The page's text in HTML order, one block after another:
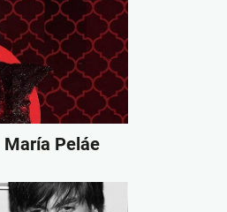
María Peláe